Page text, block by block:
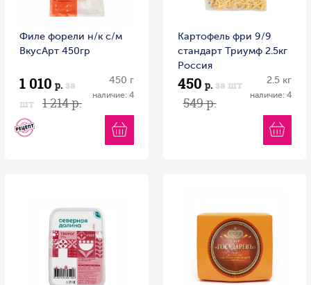
Филе форели н/к с/м
ВкусАрт 450гр
1 010 р. за
шт
1 214 р.
450 г
наличие: 4
Картофель фри 9/9
стандарт Триумф 2.5кг
Россия
450 р. за шт
549 р.
2.5 кг
наличие: 4